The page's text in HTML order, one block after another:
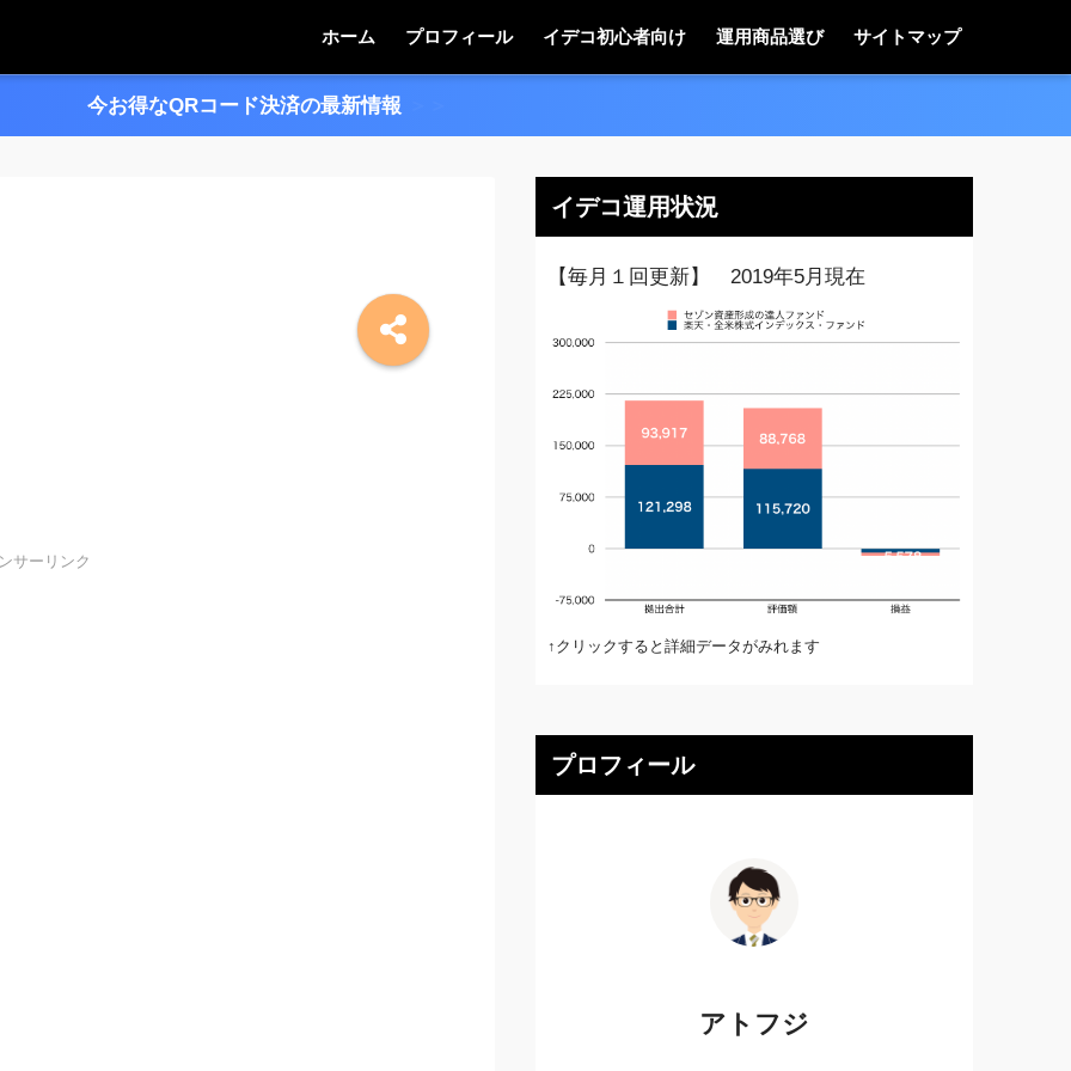
ホーム プロフィール イデコ初心者向け 運用商品選び サイトマップ
今お得なQRコード決済の最新情報
サーリンク
イデコ運用状況
【毎月１回更新】 2019年5月現在
↑クリックすると詳細データがみれます
プロフィール
アトフジ